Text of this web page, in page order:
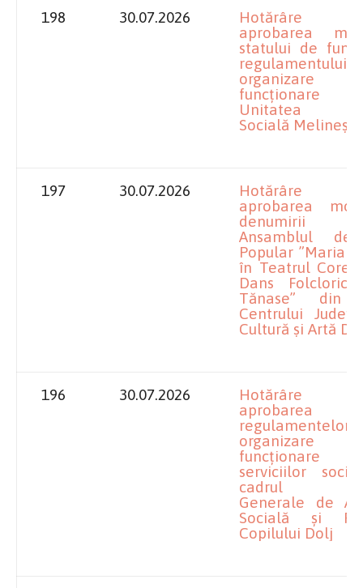
198 30.07.2026
Hotărâre
aprobarea
statului de
funcționare
Unitatea
Socială Melinești
197 30.07.2026
Hotărâre
aprobarea
denumirii
Ansamblul de
Popular ”Maria
în Teatrul
Dans Folcloric
Tănase” din
Centrului
Cultură și Artă
196 30.07.2026
Hotărâre
aprobarea
serviciilor
cadrul
Generale de
Socială și
Copilului Dolj